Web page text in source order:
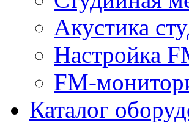
Акустика
Настройка
FM-
Каталог